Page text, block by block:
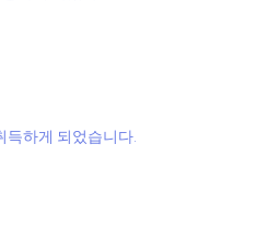
하게 되었습니다.